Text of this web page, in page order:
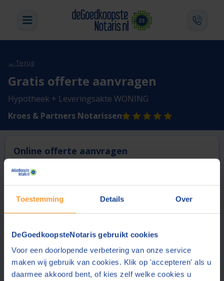
Toestemming Details Over
DeGoedkoopsteNotaris gebruikt cookies
Voor een doorlopende verbetering van onze service
maken wij gebruik van cookies. Klik op 'accepteren' als u
daarmee akkoord bent, of kies zelf welke cookies u
← Terug
Gratis offerte aanvragen
Hypotheek + Leveringsakte WONING
Kroes & Partners Notarissen
Online offerte aanvragen
Deze notaris biedt momenteel niet de mogelijkheid online
1 Vergelijk en bespaar
Vraag een offerte aan bij een andere notaris in de buurt
Notariskantoor DerkmanAbcoude (10 km)
8.6
(25 reviews)